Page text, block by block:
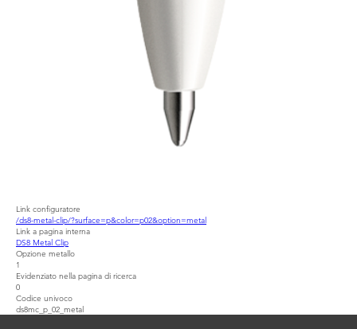
Link configuratore
/ds8-metal-clip/?surface=p&color=p02&option=metal
Link a pagina interna
DS8 Metal Clip
Opzione metallo
1
Evidenziato nella pagina di ricerca
0
Codice univoco
ds8mc_p_02_metal